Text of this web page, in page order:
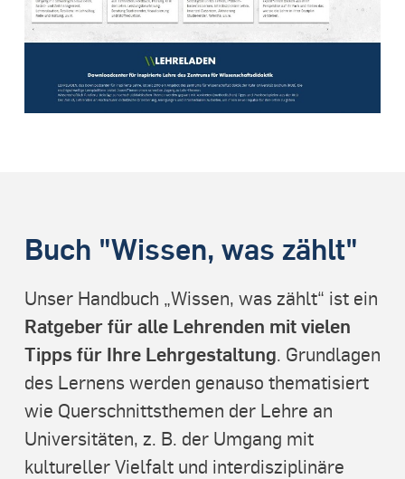
Buch "Wissen, was zählt"
Unser Handbuch „Wissen, was zählt“ ist ein
Ratgeber für alle Lehrenden mit vielen
Tipps für Ihre Lehrgestaltung. Grundlagen
des Lernens werden genauso thematisiert
wie Querschnittsthemen der Lehre an
Universitäten, z. B. der Umgang mit
kultureller Vielfalt und interdisziplinäre